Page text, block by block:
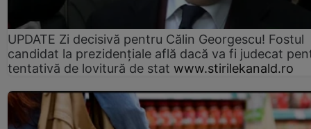
UPDATE Zi decisivă pentru Călin Georgescu! Fostul
candidat la prezidențiale află dacă va fi judecat
tentativă de lovitură de stat www.stirilekanald.ro